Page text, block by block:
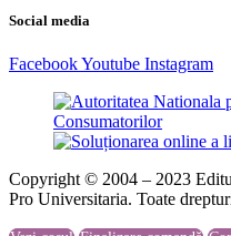
Social media
FacebookYoutube Instagram
Copyright © 2004 – 2023
Pro Universitaria. Toate